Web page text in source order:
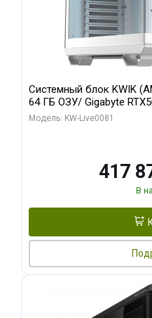
Системный блок KWIK
64 ГБ ОЗУ/ Gigabyte
16GB GDDR7 256bit/ 1 ТБ
Модель: KW-Live0081
417
В